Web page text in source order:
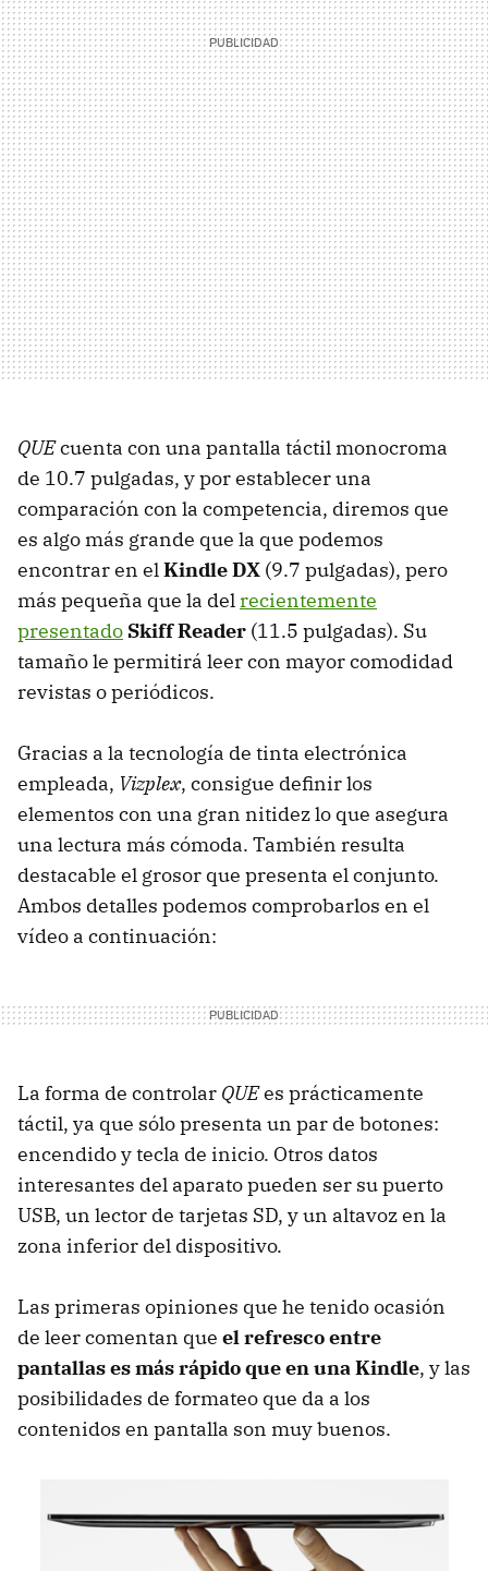
QUEcuenta con una pantalla táctil monocroma
de 10.7 pulgadas, y por establecer una
comparación con la competencia, diremos que
es algo más grande que la que podemos
encontrar en el Kindle DX (9.7 pulgadas), pero
más pequeña que la del recientemente
presentado Skiff Reader (11.5 pulgadas). Su
tamaño le permitirá leer con mayor comodidad
revistas o periódicos.
Gracias a la tecnología de tinta electrónica
empleada, Vizplex, consigue definir los
elementos con una gran nitidez lo que asegura
una lectura más cómoda. También resulta
destacable el grosor que presenta el conjunto.
Ambos detalles podemos comprobarlos en el
vídeo a continuación:
La forma de controlar QUEes prácticamente
táctil, ya que sólo presenta un par de botones:
encendido y tecla de inicio. Otros datos
interesantes del aparato pueden ser su puerto
USB, un lector de tarjetas SD, y un altavoz en la
zona inferior del dispositivo.
Las primeras opiniones que he tenido ocasión
de leer comentan que el refresco entre
pantallas es más rápido que en una Kindle, y las
posibilidades de formateo que da a los
contenidos en pantalla son muy buenos.